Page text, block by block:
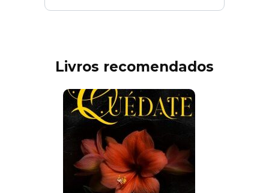
Livros recomendados